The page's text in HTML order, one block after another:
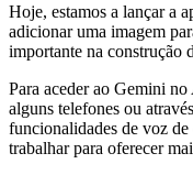
Hoje, estamos a lançar a
adicionar uma imagem
importante na construção
Para aceder ao Gemini
alguns telefones ou
funcionalidades de voz
trabalhar para oferecer